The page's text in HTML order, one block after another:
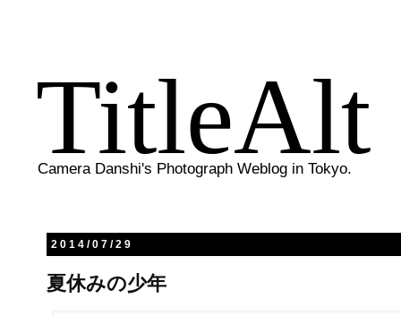
TitleAlt
Camera Danshi's Photograph Weblog in Tokyo.
2014/07/29
夏休みの少年